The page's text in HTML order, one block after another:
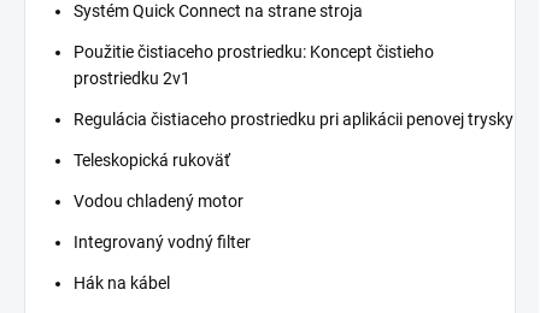
SystémQuick Connect na strane stroja
Použitie čistiaceho prostriedku: Koncept čistieho
prostriedku 2v1
Regulácia čistiaceho prostriedku pri aplikácii penovej trysky
Teleskopická rukoväť
Vodou chladený motor
Integrovaný vodný filter
Hák na kábel